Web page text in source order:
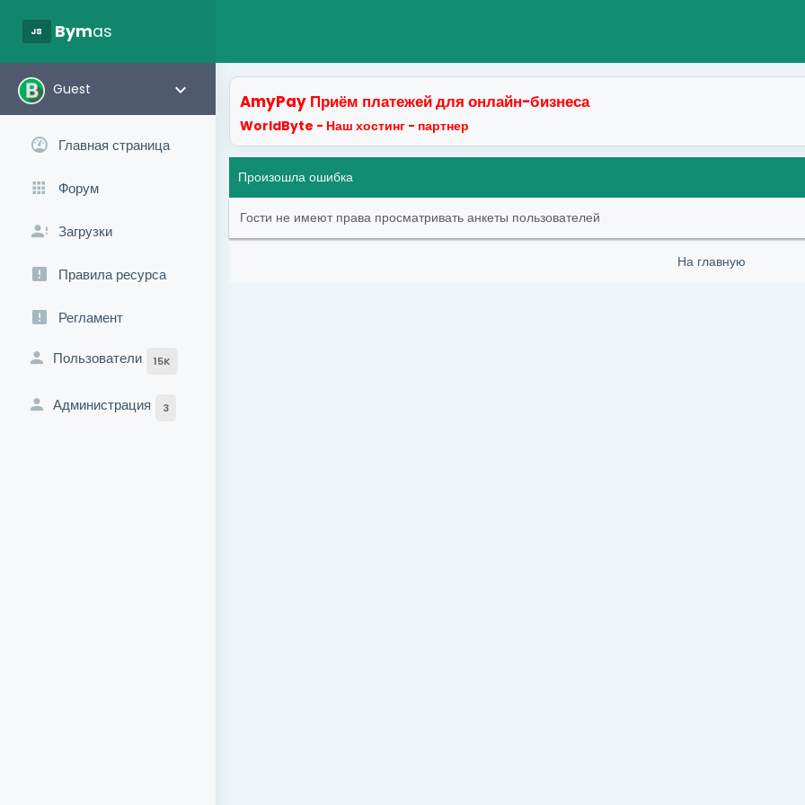
javascript Bymas
keyboard_arrow_down
Guest
Главная страница
Форум
Загрузки
Правила ресурса
Регламент
Пользователи 15K
Администрация 3
AmyPay Приём платежей для онлайн-бизнеса
WorldByte - Наш хостинг - партнер
Произошла ошибка
Гости не имеют права просматривать анкеты пользователей
На главную